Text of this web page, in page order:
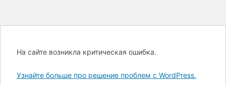
На сайте возникла критическая ошибка.
Узнайте больше про решение проблем с WordPress.